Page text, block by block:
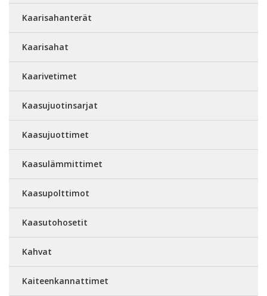
Kaarisahanterät
Kaarisahat
Kaarivetimet
Kaasujuotinsarjat
Kaasujuottimet
Kaasulämmittimet
Kaasupolttimot
Kaasutohosetit
Kahvat
Kaiteenkannattimet